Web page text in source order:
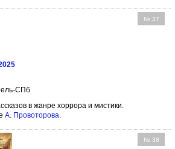
№ 37
СПб
в жанре хоррора и мистики.
А. Провоторова.
№ 38